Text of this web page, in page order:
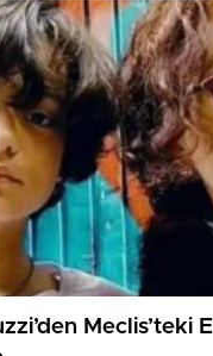
Meclis’teki